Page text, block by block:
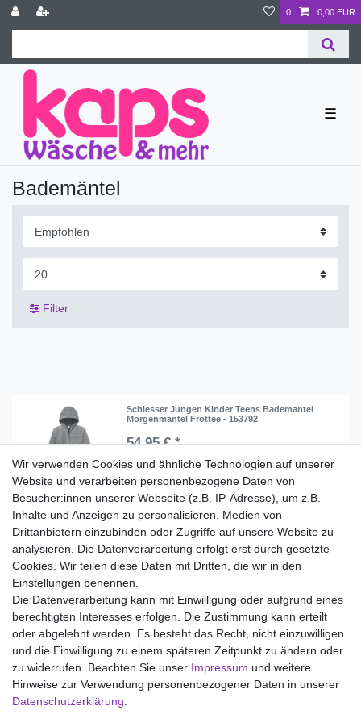
0 0,00 EUR
☰
Bademäntel
Filter
Schiesser Jungen Kinder Teens Bademantel
Morgenmantel Frottee - 153792
54,95 € *
In den Warenkorb
*inkl. ges. MwSt.zzgl.Versandkosten
Wir liefern mit DHL (auch Samstags)
14 Tage Rückgaberecht
Impressum Daten­schutz­erklärung AGB
Wir verwenden Cookies und ähnliche Technologien auf unserer
Website und verarbeiten personenbezogene Daten von
Besucher:innen unserer Webseite (z.B. IP-Adresse), um z.B.
Inhalte und Anzeigen zu personalisieren, Medien von
Drittanbietern einzubinden oder Zugriffe auf unsere Website zu
analysieren. Die Datenverarbeitung erfolgt erst durch gesetzte
Cookies. Wir teilen diese Daten mit Dritten, die wir in den
Einstellungen benennen.
Die Datenverarbeitung kann mit Einwilligung oder aufgrund eines
berechtigten Interesses erfolgen. Die Zustimmung kann erteilt
oder abgelehnt werden. Es besteht das Recht, nicht einzuwilligen
und die Einwilligung zu einem späteren Zeitpunkt zu ändern oder
zu widerrufen. Beachten Sie unser Impressum und weitere
Hinweise zur Verwendung personenbezogener Daten in unserer
Daten­schutz­erklärung